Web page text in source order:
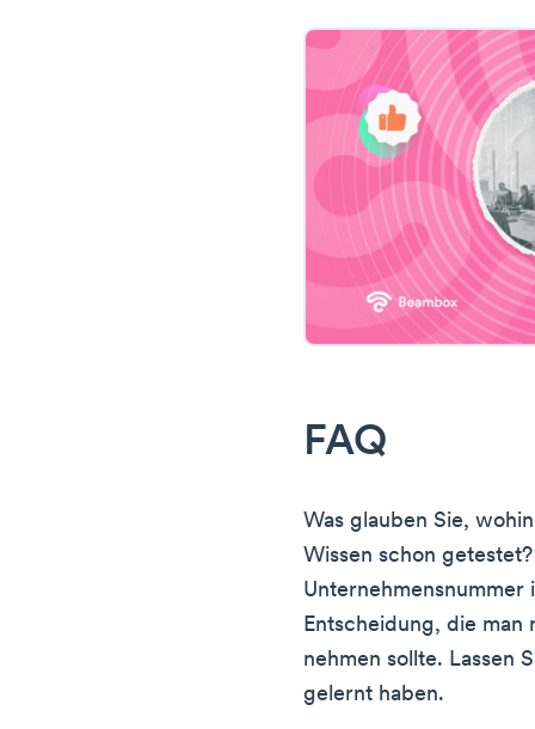
FAQ
Was glauben Sie,
Wissen schon
Unternehmensnummer
Entscheidung, die
nehmen sollte. Lassen
gelernt haben.